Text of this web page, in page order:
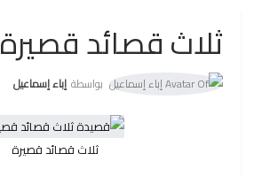
ثلاث قصائد قصيرة
بواسطة إباء إسماعيل
ثلاث قصائد قصيرة